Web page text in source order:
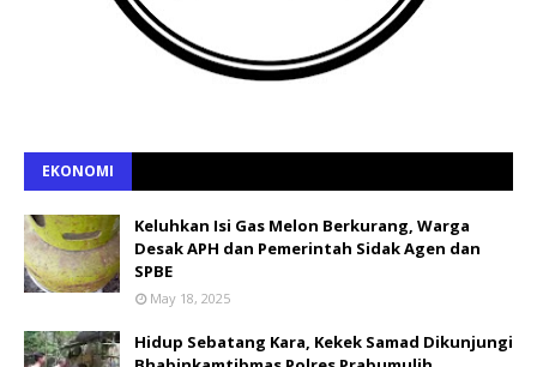
EKONOMI
Keluhkan Isi Gas Melon Berkurang, Warga
Desak APH dan Pemerintah Sidak Agen dan
SPBE
May 18, 2025
Hidup Sebatang Kara, Kekek Samad Dikunjungi